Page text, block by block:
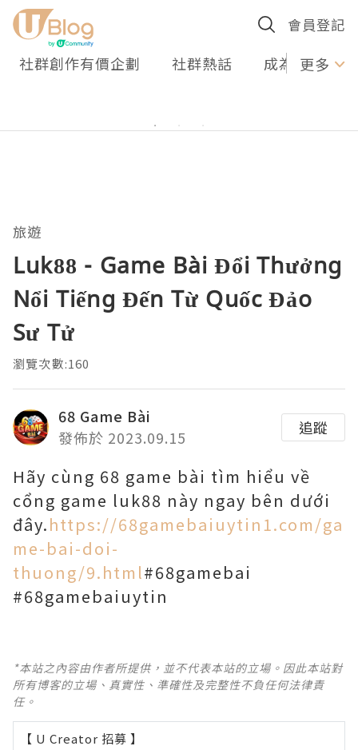
會員登記
社群創作有價企劃 社群熱話 成為U更多
旅遊
Luk88 - Game Bài Đổi Thưởng
Nổi Tiếng Đến Từ Quốc Đảo
Sư Tử
瀏覽次數:160
68 Game Bài
發佈於 2023.09.15
追蹤
Hãy cùng 68 game bài tìm hiểu về
cổng game luk88 này ngay bên dưới
đây.https://68gamebaiuytin1.com/ga
me-bai-doi-
thuong/9.html#68gamebai
#68gamebaiuytin
*本站之內容由作者所提供，並不代表本站的立場。因此本站對
所有博客的立場、真實性、準確性及完整性不負任何法律責
任。
【 U Creator 招募 】